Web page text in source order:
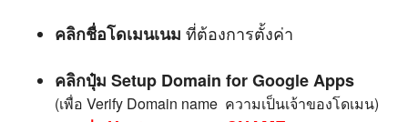
คลิกชื่อโดเมนเนม ที่ต้องการตั้งค่า
คลิกปุ๋ม Setup Domain for Google Apps
(เพื่อ Verify Domain name ความเป็นเจ้าของโดเมน)